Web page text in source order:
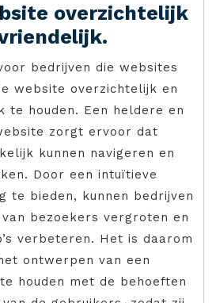
overzichtelijk
bedrijven die websites
website overzichtelijk en
te houden. Een heldere en
zorgt ervoor dat
kunnen navigeren en
Door een intuïtieve
te bieden, kunnen bedrijven
bezoekers vergroten en
verbeteren. Het is daarom
ontwerpen van een
houden met de behoeften